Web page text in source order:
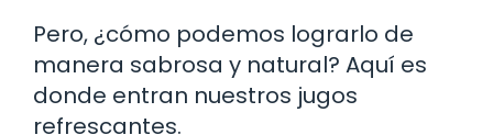
Pero, ¿cómo podemos lograrlo de
manera sabrosa y natural? Aquí es
donde entran nuestros jugos
refrescantes.